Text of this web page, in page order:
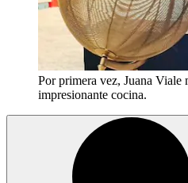
Por primera vez, Juana Viale
impresionante cocina.